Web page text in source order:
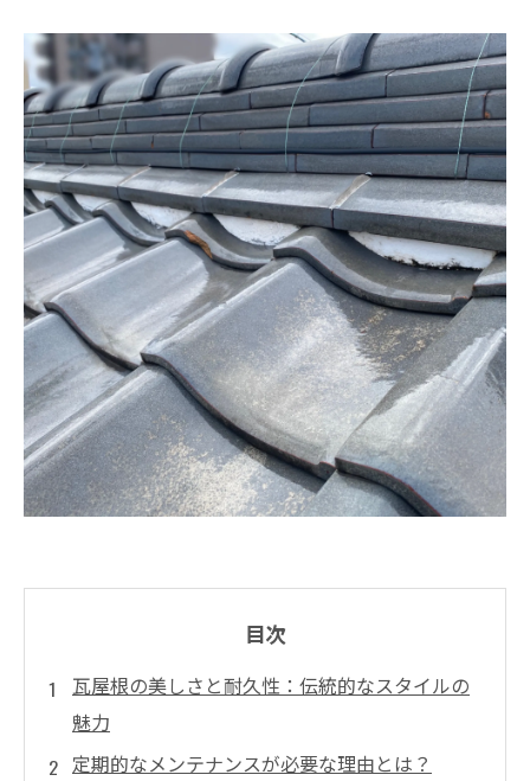
目次
瓦屋根の美しさと耐久性：伝統的なスタイルの
魅力
定期的なメンテナンスが必要な理由とは？